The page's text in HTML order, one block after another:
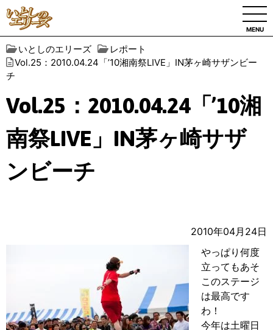
MENU
いとしのエリーズ
レポート
Vol.25：2010.04.24「’10湘南祭LIVE」IN茅ヶ崎サザンビー
チ
Vol.25：2010.04.24「’10湘
南祭LIVE」IN茅ヶ崎サザ
ンビーチ
2010年04月24日
やっぱり何度
立ってもあそ
このステージ
は最高です
わ！
今年は土曜日